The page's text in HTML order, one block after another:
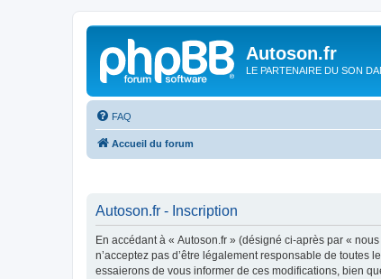
Autoson.fr
LE PARTENAIRE DU SON
FAQ
Accueil du forum
Autoson.fr - Inscription
En accédant à « Autoson.fr » (désigné ci-après par «
n’acceptez pas d’être légalement responsable de toutes
essaierons de vous informer de ces modifications, bien